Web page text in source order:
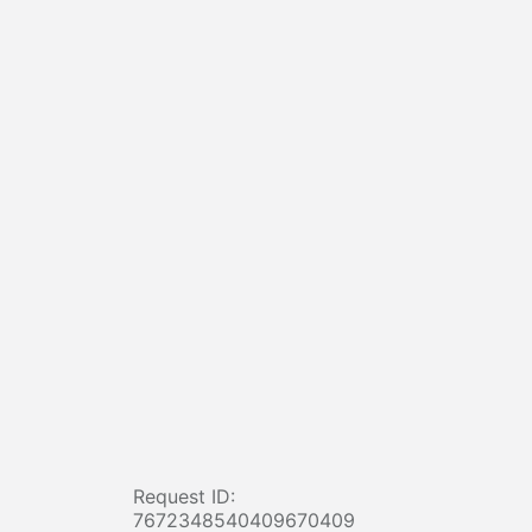
Request ID:
7672348540409670409